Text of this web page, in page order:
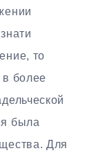
то
в более
была
Для